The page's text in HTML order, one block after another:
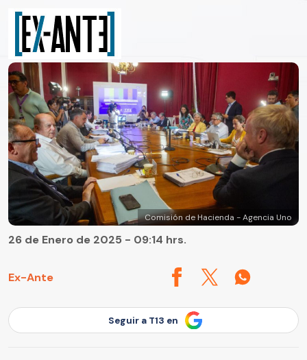
Comisión de Hacienda - Agencia Uno
Ex-Ante
26 de Enero de 2025 - 09:14 hrs.
Seguir a T13 en